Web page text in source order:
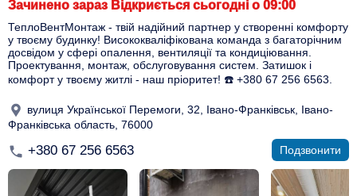
Зачинено зараз Відкриється сьогодні о 09:00
ТеплоВентМонтаж - твій надійний партнер у створенні комфорту
у твоєму будинку! Висококваліфікована команда з багаторічним
досвідом у сфері опалення, вентиляції та кондиціювання.
Проектування, монтаж, обслуговування систем. Затишок і
комфорт у твоєму житлі - наш пріоритет! ☎️ +380 67 256 6563.
вулиця Української Перемоги, 32, Івано-Франківськ, Івано-
Франківська область, 76000
+380 67 256 6563 Подзвонити